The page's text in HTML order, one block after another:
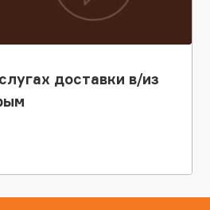
доставки в/из